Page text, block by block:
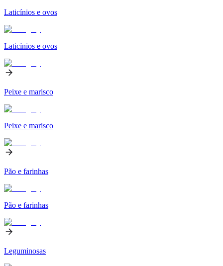
Laticínios e ovos
Laticínios e ovos
Peixe e marisco
Peixe e marisco
Pão e farinhas
Pão e farinhas
Leguminosas